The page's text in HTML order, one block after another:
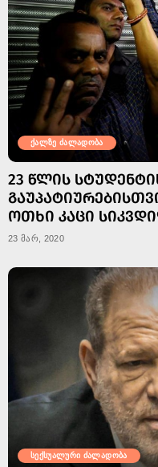
ქალზე ძალადობა
23 ᲬᲚᲘᲡ
ᲝᲗᲮᲘ ᲙᲐᲪᲘ
23 მარ, 2020
სექსუალური ძალადობა